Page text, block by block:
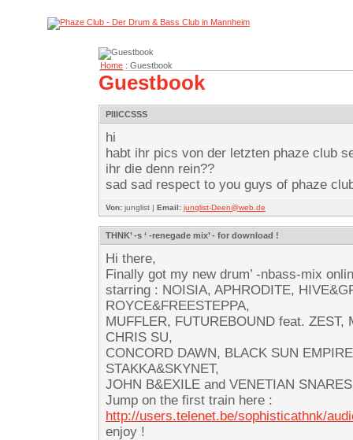
Home : Guestbook
Guestbook
PIIICCSSS
hi
habt ihr pics von der letzten phaze club
ihr die denn rein??
sad sad respect to you guys of phaze
Von: junglist | Email: junglist-Deen@web.de
THNK’ -s ‘ -renegade mix’ - for download !
Hi there,
Finally got my new drum’ -nbass-mix
starring : NOISIA, APHRODITE,
ROYCE&FREESTEPPA,
MUFFLER, FUTUREBOUND feat. ZEST,
CHRIS SU,
CONCORD DAWN, BLACK SUN
STAKKA&SKYNET,
JOHN B&EXILE and VENETIAN
Jump on the first train here :
http://users.telenet.be/sophisticathnk/
enjoy !